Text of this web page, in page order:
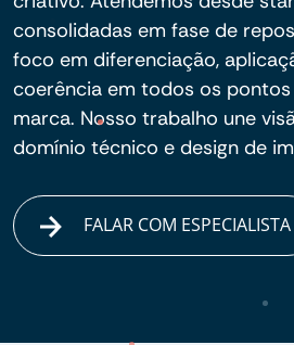
consolidadas em fase de
foco em diferenciação,
coerência em todos os
marca. Nosso trabalho une
domínio técnico e design de
FALAR COM ESPECIALISTA